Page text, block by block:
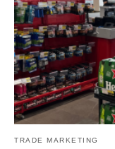
TRADE MARKETING